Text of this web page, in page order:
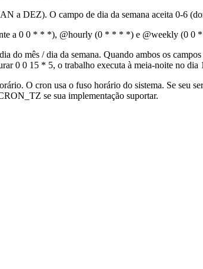
a DEZ). O campo de dia da semana aceita 0-6
a 0 0 * * *), @hourly (0 * * * *) e @weekly (0 0 *
do mês / dia da semana. Quando ambos os
0 0 15 * 5, o trabalho executa à meia-noite no dia
O cron usa o fuso horário do sistema. Se
se sua implementação suportar.